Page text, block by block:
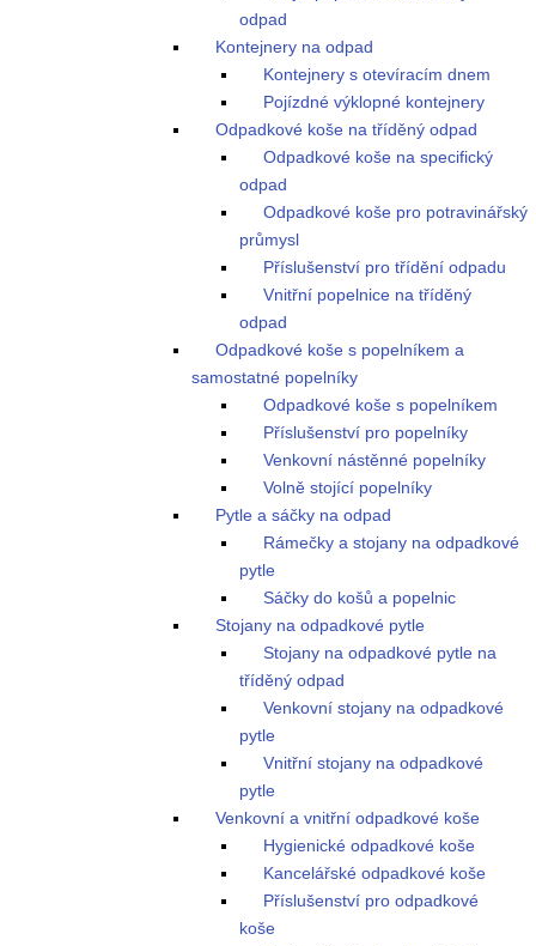
odpad
Kontejnery na odpad
Kontejnery s otevíracím dnem
Pojízdné výklopné kontejnery
Odpadkové koše na tříděný odpad
Odpadkové koše na specifický
odpad
Odpadkové koše pro potravinářský
průmysl
Příslušenství pro třídění odpadu
Vnitřní popelnice na tříděný
odpad
Odpadkové koše s popelníkem a
samostatné popelníky
Odpadkové koše s popelníkem
Příslušenství pro popelníky
Venkovní nástěnné popelníky
Volně stojící popelníky
Pytle a sáčky na odpad
Rámečky a stojany na odpadkové
pytle
Sáčky do košů a popelnic
Stojany na odpadkové pytle
Stojany na odpadkové pytle na
tříděný odpad
Venkovní stojany na odpadkové
pytle
Vnitřní stojany na odpadkové
pytle
Venkovní a vnitřní odpadkové koše
Hygienické odpadkové koše
Kancelářské odpadkové koše
Příslušenství pro odpadkové
koše